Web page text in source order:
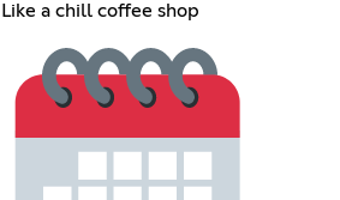
Like a chill coffee shop